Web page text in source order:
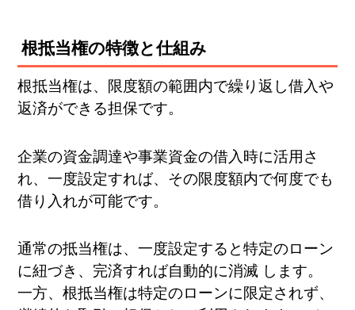
根抵当権の特徴と仕組み
根抵当権は、限度額の範囲内で繰り返し借入や
返済ができる担保です。
企業の資金調達や事業資金の借入時に活用さ
れ、一度設定すれば、その限度額内で何度でも
借り入れが可能です。
通常の抵当権は、一度設定すると特定のローン
に紐づき、完済すれば自動的に消滅 します。
一方、根抵当権は特定のローンに限定されず、